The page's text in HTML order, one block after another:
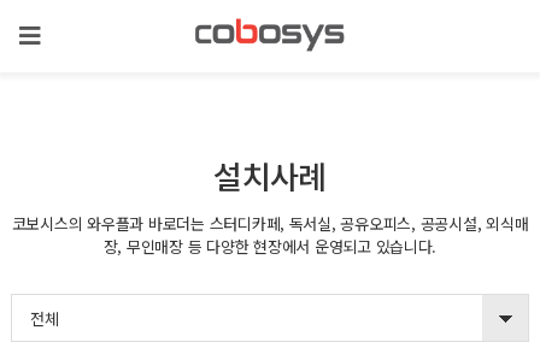
설치사례
코보시스의 와우플과 바로더는 스터디카페, 독서실, 공유오피스, 공공시설, 외식매
장, 무인매장 등 다양한 현장에서 운영되고 있습니다.
전체